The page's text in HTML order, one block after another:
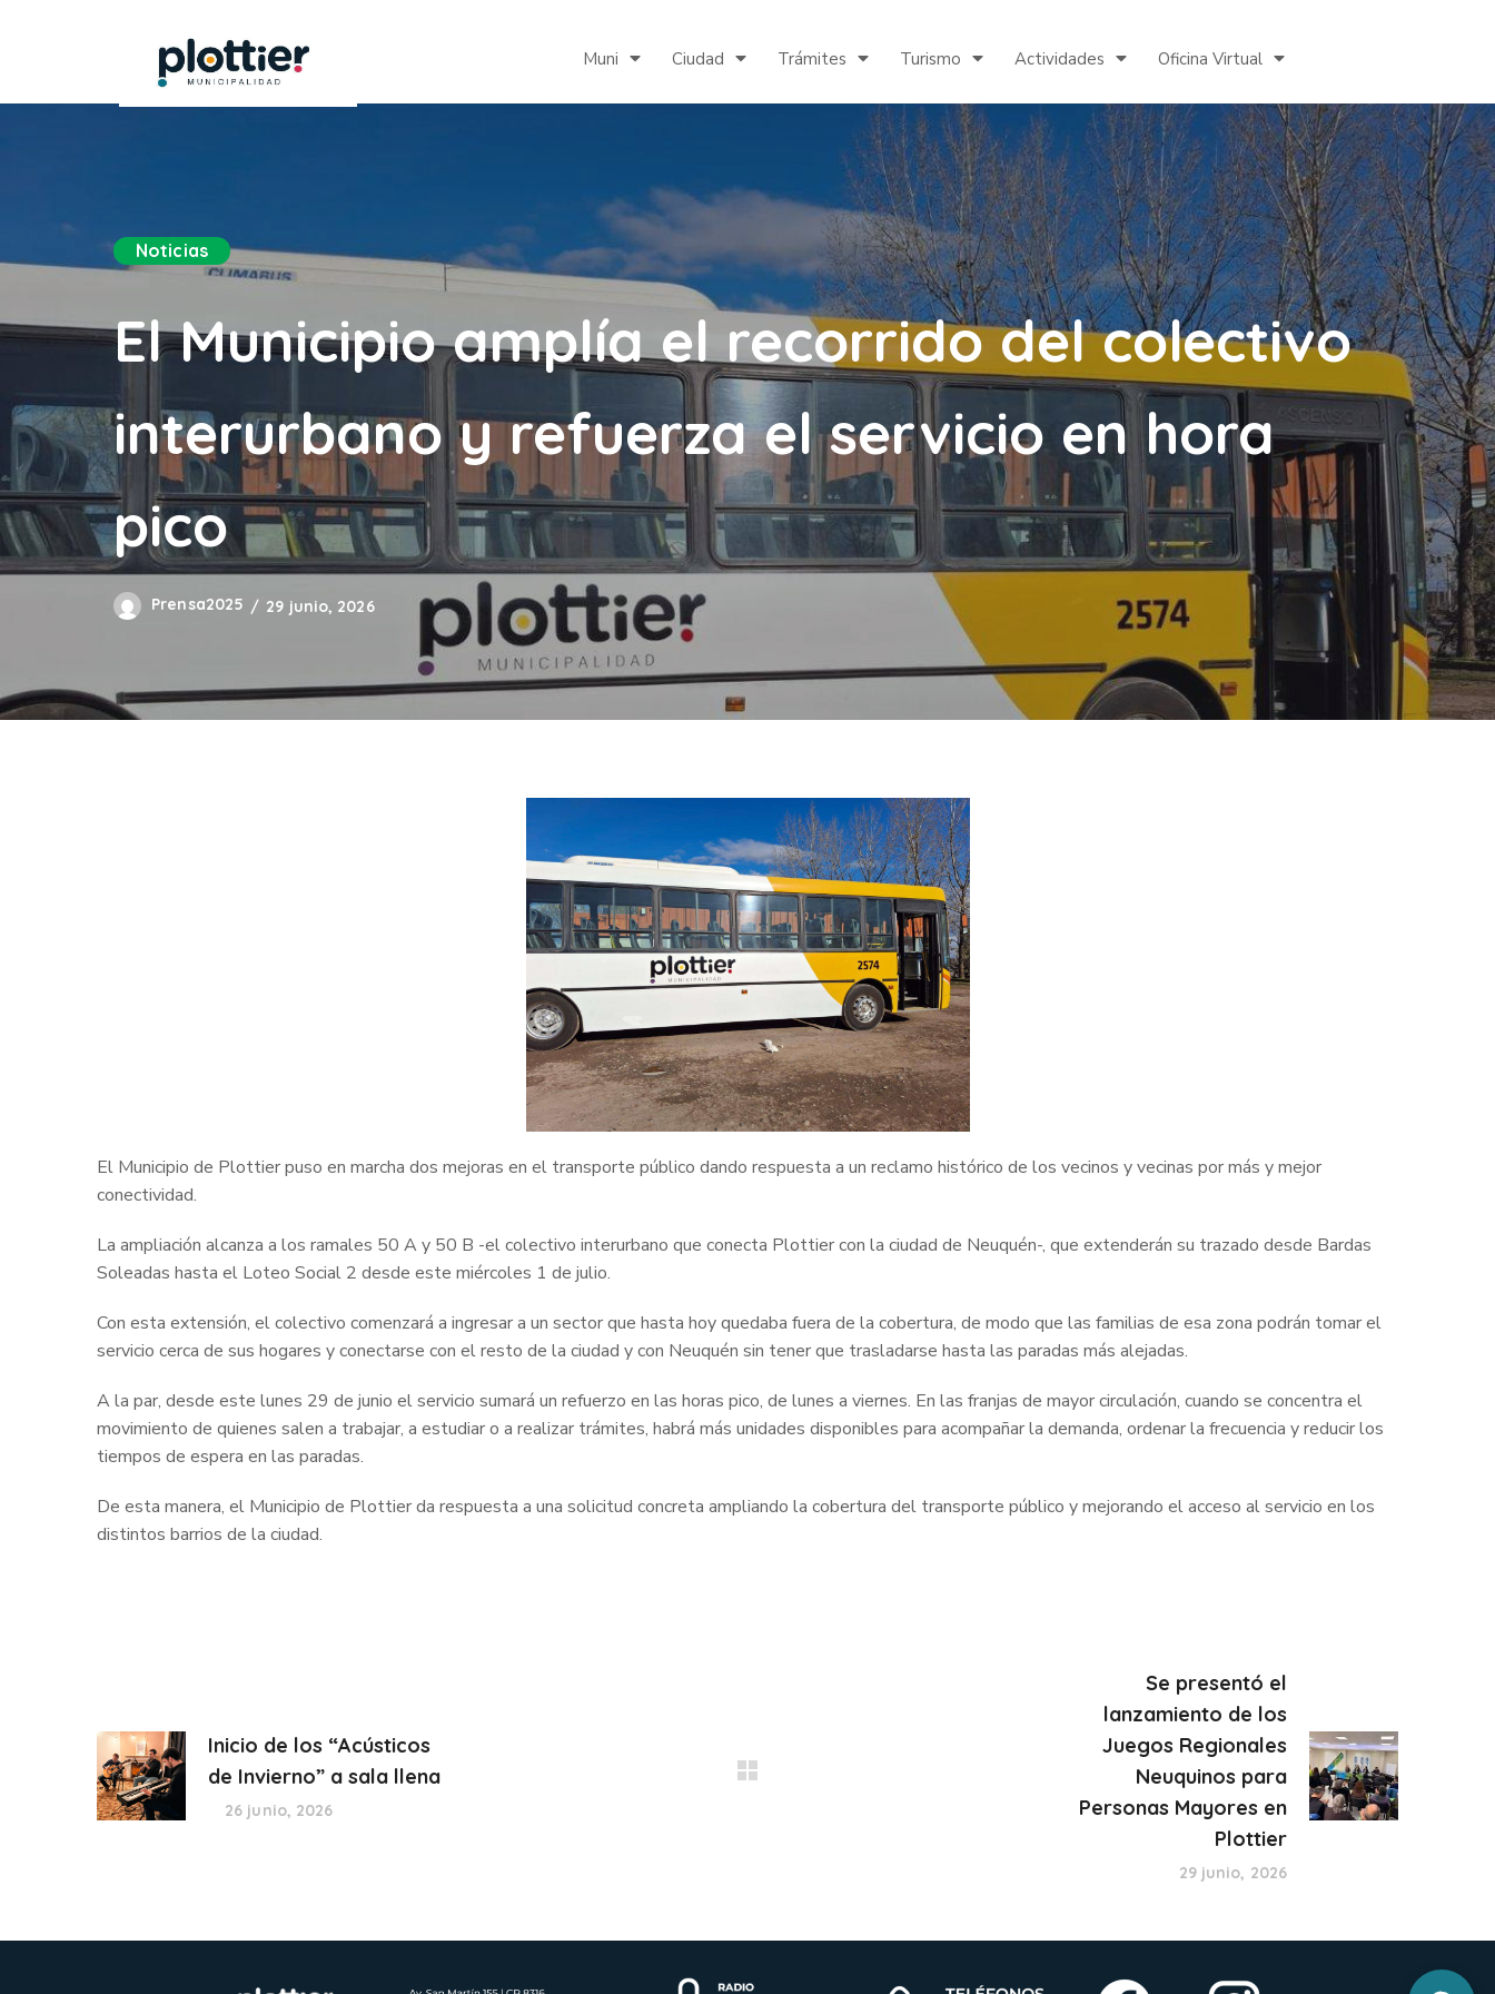
Muni Ciudad Trámites Turismo Actividades Oficina Virtual
Noticias
El Municipio amplía el recorrido del colectivo
interurbano y refuerza el servicio en hora
pico
Prensa2025 29 junio, 2026
El Municipio de Plottier puso en marcha dos mejoras en el transporte público dando respuesta a un reclamo histórico de los vecinos y vecinas por más y mejor
conectividad.
La ampliación alcanza a los ramales 50 A y 50 B -el colectivo interurbano que conecta Plottier con la ciudad de Neuquén-, que extenderán su trazado desde Bardas
Soleadas hasta el Loteo Social 2 desde este miércoles 1 de julio.
Con esta extensión, el colectivo comenzará a ingresar a un sector que hasta hoy quedaba fuera de la cobertura, de modo que las familias de esa zona podrán tomar el
servicio cerca de sus hogares y conectarse con el resto de la ciudad y con Neuquén sin tener que trasladarse hasta las paradas más alejadas.
A la par, desde este lunes 29 de junio el servicio sumará un refuerzo en las horas pico, de lunes a viernes. En las franjas de mayor circulación, cuando se concentra el
movimiento de quienes salen a trabajar, a estudiar o a realizar trámites, habrá más unidades disponibles para acompañar la demanda, ordenar la frecuencia y reducir los
tiempos de espera en las paradas.
De esta manera, el Municipio de Plottier da respuesta a una solicitud concreta ampliando la cobertura del transporte público y mejorando el acceso al servicio en los
distintos barrios de la ciudad.
Inicio de los “Acústicos
de Invierno” a sala llena
26 junio, 2026
Se presentó el
lanzamiento de los
Juegos Regionales
Neuquinos para
Personas Mayores en
Plottier
29 junio, 2026